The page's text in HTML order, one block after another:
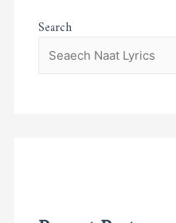
Search